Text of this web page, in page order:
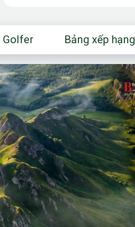
Golfer Bảng xếp hạng